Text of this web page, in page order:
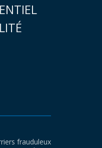
frauduleux